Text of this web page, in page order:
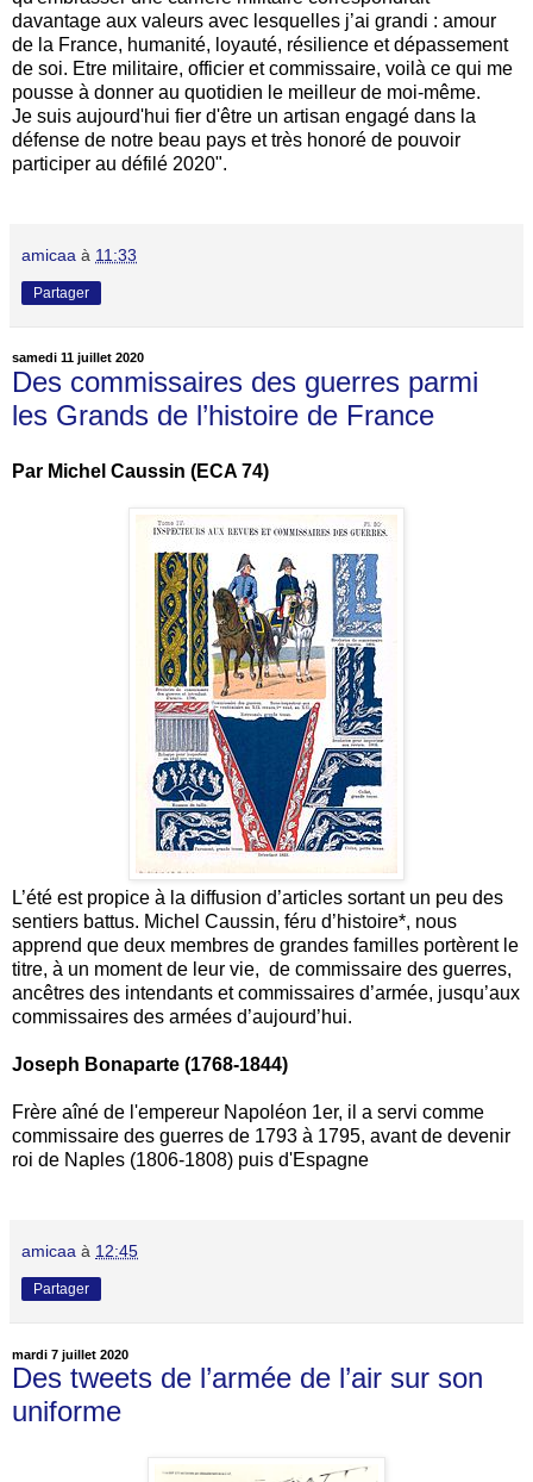
davantage aux valeurs avec lesquelles j’ai grandi : amour
de la France, humanité, loyauté, résilience et dépassement
de soi. Etre militaire, officier et commissaire, voilà ce qui me
pousse à donner au quotidien le meilleur de moi-même.
Je suis aujourd'hui fier d'être un artisan engagé dans la
défense de notre beau pays et très honoré de pouvoir
participer au défilé 2020".
amicaa à 11:33
Partager
samedi 11 juillet 2020
Des commissaires des guerres parmi
les Grands de l’histoire de France
Par Michel Caussin (ECA 74)
L’été est propice à la diffusion d’articles sortant un peu des
sentiers battus. Michel Caussin, féru d’histoire*, nous
apprend que deux membres de grandes familles portèrent le
titre, à un moment de leur vie, de commissaire des guerres,
ancêtres des intendants et commissaires d’armée, jusqu’aux
commissaires des armées d’aujourd’hui.
Joseph Bonaparte (1768-1844)
Frère aîné de l'empereur Napoléon 1er, il a servi comme
commissaire des guerres de 1793 à 1795, avant de devenir
roi de Naples (1806-1808) puis d'Espagne
amicaa à 12:45
Partager
mardi 7 juillet 2020
Des tweets de l’armée de l’air sur son
uniforme